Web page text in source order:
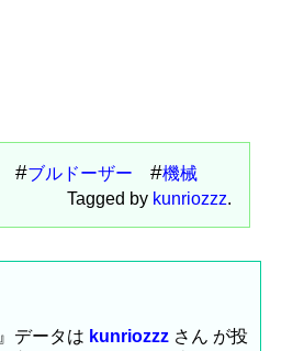
ブルドーザー
機械
Tagged by kunriozzz.
』データは kunriozzz さん が投